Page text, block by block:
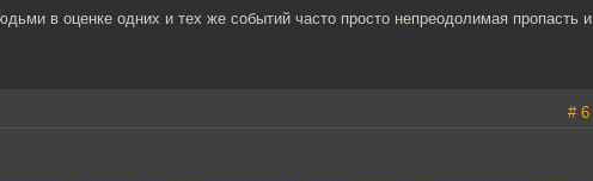
в оценке одних и тех же событий часто просто непреодолимая пропасть и
# 6